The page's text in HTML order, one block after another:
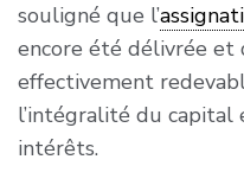
souligné que l’
encore été délivrée
effectivement
l’intégralité du
intérêts.